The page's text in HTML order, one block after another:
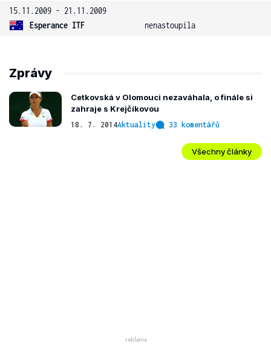
15.11.2009 - 21.11.2009
Esperance ITF
nenastoupila
Zprávy
Cetkovská v Olomouci nezaváhala, o finále si
zahraje s Krejčíkovou
18. 7. 2014Aktuality 33 komentářů
Všechny články